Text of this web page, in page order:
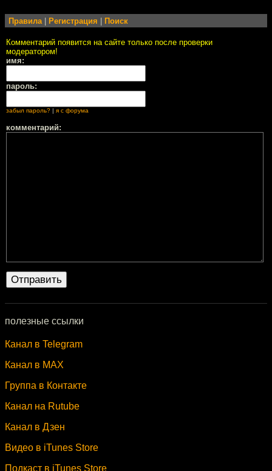
Правила| Регистрация Поиск
Комментарий появится на сайте только после проверки
модератором!
имя:
пароль:
забыл пароль? я с форума
комментарий:
полезные ссылки
Канал в Telegram
Канал в MAX
Группа в Контакте
Канал на Rutube
Канал в Дзен
Видео в iTunes Store
Подкаст в iTunes Store